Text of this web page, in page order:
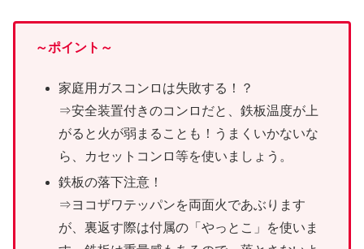
～ポイント～
家庭用ガスコンロは失敗する！？
⇒安全装置付きのコンロだと、鉄板温度が上
がると火が弱まることも！うまくいかないな
ら、カセットコンロ等を使いましょう。
鉄板の落下注意！
⇒ヨコザワテッパンを両面火であぶります
が、裏返す際は付属の「やっとこ」を使いま